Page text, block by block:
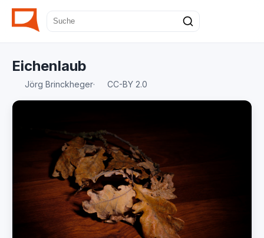
Eichenlaub
Jörg Brinckheger· CC-BY 2.0